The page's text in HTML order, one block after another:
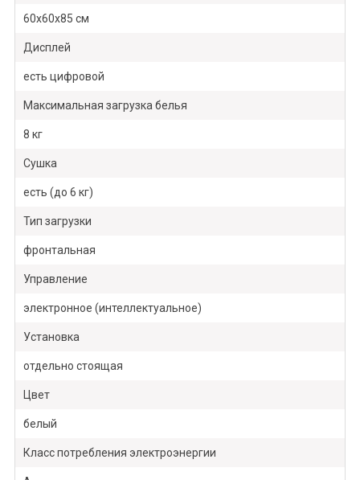
60x60x85 см
Дисплей
есть цифровой
Максимальная загрузка белья
8 кг
Сушка
есть (до 6 кг)
Тип загрузки
фронтальная
Управление
электронное (интеллектуальное)
Установка
отдельно стоящая
Цвет
белый
Класс потребления электроэнергии